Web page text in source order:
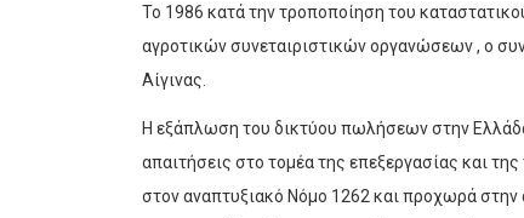
Το 1986 κατά την τροποποίηση του
αγροτικών συνεταιριστικών οργανώσεων , ο
Αίγινας.
H εξάπλωση του δικτύου πωλήσεων στην
απαιτήσεις στο τομέα της επεξεργασίας και
στον αναπτυξιακό Νόμο 1262 και προχωρά στην